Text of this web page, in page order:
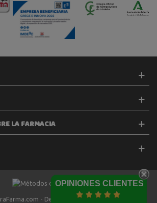
OPINIONES CLIENTES
LA FARMACIA
- Desarrollado porTecinet